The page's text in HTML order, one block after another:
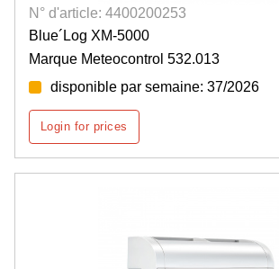
N° d'article: 4400200253
Blue´Log XM-5000
Marque Meteocontrol 532.013
disponible par semaine: 37/2026
Login for prices